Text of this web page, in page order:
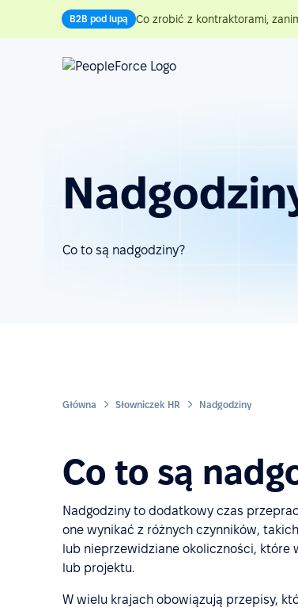
B2B pod lupą Co zrobić z kontraktorami,
Co to są nadgodziny?
Główna Słowniczek HR Nadgodziny
Co to są
Nadgodziny to dodatkowy czas
one wynikać z różnych czynników,
lub nieprzewidziane okoliczności, które
lub projektu.
W wielu krajach obowiązują przepisy,